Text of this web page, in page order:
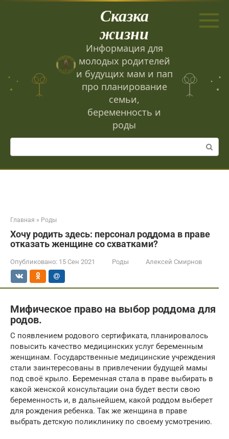
Сказка
жизни
Информация для
молодых родителей
и будущих мам и пап
про планирование
семьи,
беременность и
роды
Поиск:
Главная » Роды
Хочу родить здесь: персонал роддома в праве
отказать женщине со схватками?
Опубликовано: 15 Сен 2021 Роды Алексей Смирнов
Мифическое право на выбор роддома для
родов.
С появлением родового сертификата, планировалось
повысить качество медицинских услуг беременным
женщинам. Государственные медицинские учреждения
стали заинтересованы в привлечении будущей мамы
под своё крыло. Беременная стала в праве выбирать в
какой женской консультации она будет вести свою
беременность и, в дальнейшем, какой роддом выберет
для рождения ребенка. Так же женщина в праве
выбрать детскую поликлинику по своему усмотрению.